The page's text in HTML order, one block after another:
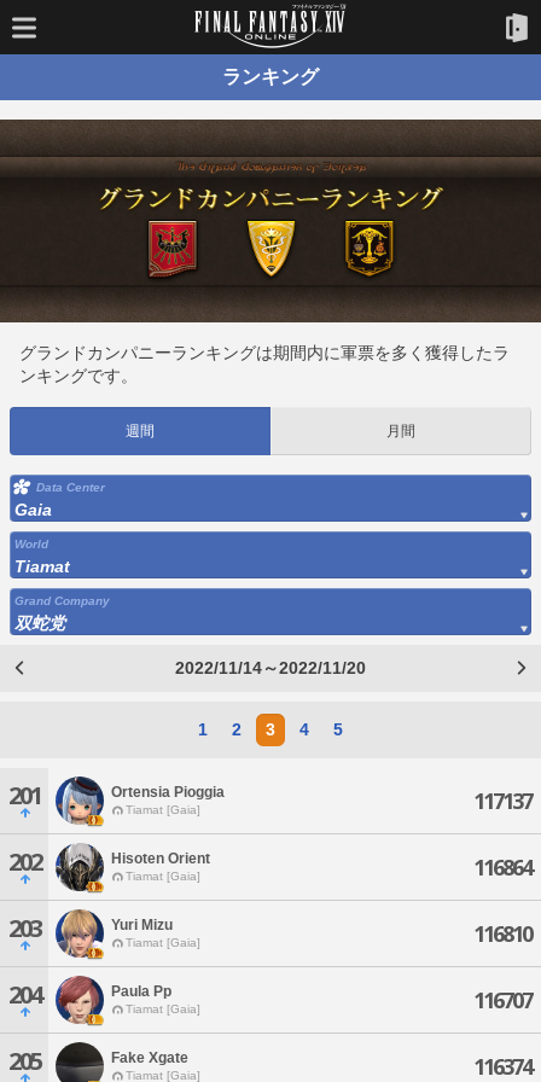
ランキング
グランドカンパニーランキングは期間内に軍票を多く獲得したラ
ンキングです。
週間 月間
Data Center
Gaia
World
Tiamat
Grand Company
双蛇党
2022/11/14～2022/11/20
1 2 3 4 5
201 Ortensia Pioggia
Tiamat [Gaia] 117137
202 Hisoten Orient
Tiamat [Gaia] 116864
203 Yuri Mizu
Tiamat [Gaia] 116810
204 Paula Pp
Tiamat [Gaia] 116707
205 Fake Xgate
Tiamat [Gaia] 116374